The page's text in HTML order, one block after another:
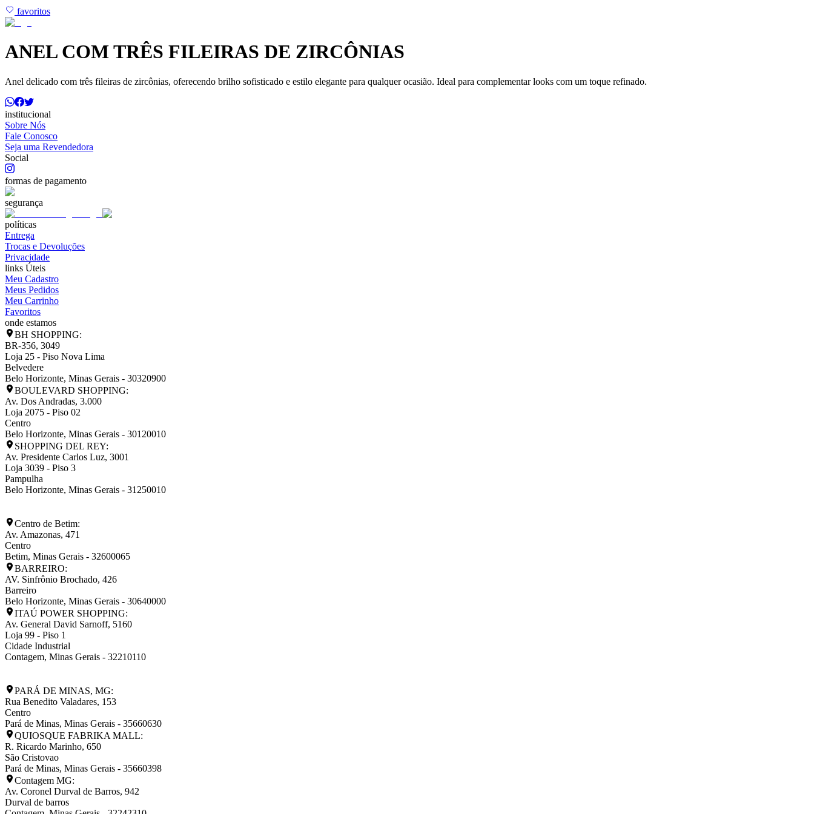
favoritos
ANEL COM TRÊS FILEIRAS DE ZIRCÔNIAS
Anel delicado com três fileiras de zircônias, oferecendo brilho sofisticado e estilo elegante para qualquer ocasião. Ideal para complementar looks com um toque refinado.
institucional
Sobre Nós
Fale Conosco
Seja uma Revendedora
Social
formas de pagamento
segurança
políticas
Entrega
Trocas e Devoluções
Privacidade
links Úteis
Meu Cadastro
Meus Pedidos
Meu Carrinho
Favoritos
onde estamos
BH SHOPPING:
BR-356, 3049
Loja 25 - Piso Nova Lima
Belvedere
Belo Horizonte, Minas Gerais - 30320900
BOULEVARD SHOPPING:
Av. Dos Andradas, 3.000
Loja 2075 - Piso 02
Centro
Belo Horizonte, Minas Gerais - 30120010
SHOPPING DEL REY:
Av. Presidente Carlos Luz, 3001
Loja 3039 - Piso 3
Pampulha
Belo Horizonte, Minas Gerais - 31250010
Centro de Betim:
Av. Amazonas, 471
Centro
Betim, Minas Gerais - 32600065
BARREIRO:
AV. Sinfrônio Brochado, 426
Barreiro
Belo Horizonte, Minas Gerais - 30640000
ITAÚ POWER SHOPPING:
Av. General David Sarnoff, 5160
Loja 99 - Piso 1
Cidade Industrial
Contagem, Minas Gerais - 32210110
PARÁ DE MINAS, MG:
Rua Benedito Valadares, 153
Centro
Pará de Minas, Minas Gerais - 35660630
QUIOSQUE FABRIKA MALL:
R. Ricardo Marinho, 650
São Cristovao
Pará de Minas, Minas Gerais - 35660398
Contagem MG:
Av. Coronel Durval de Barros, 942
Durval de barros